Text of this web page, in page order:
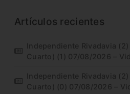
Artículos recientes
Independiente Rivadavia
Cuarto) (1) 07/08/2026 –
Independiente Rivadavia
Cuarto) (0) 07/08/2026 –